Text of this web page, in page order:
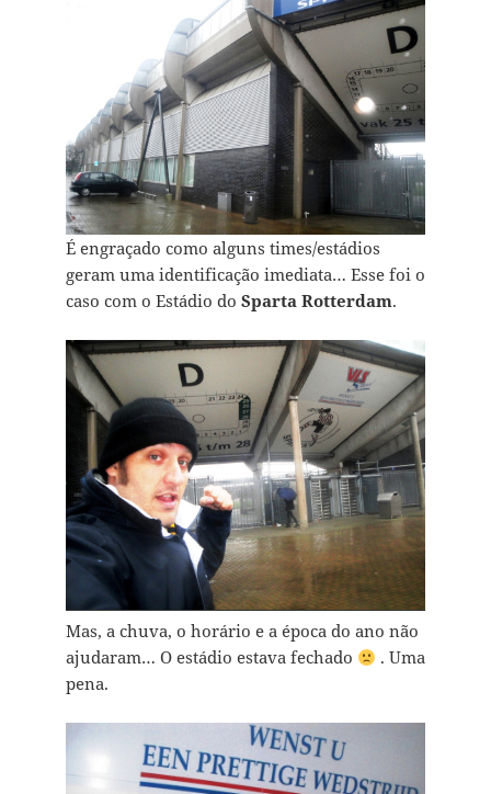
É engraçado como alguns times/estádios
geram uma identificação imediata… Esse foi o
caso com o Estádio do Sparta Rotterdam.
Mas, a chuva, o horário e a época do ano não
ajudaram… O estádio estava fechado
. Uma
pena.